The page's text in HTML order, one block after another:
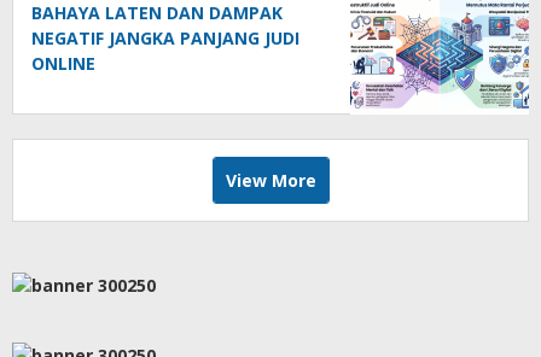
BAHAYA LATEN DAN DAMPAK
NEGATIF JANGKA PANJANG JUDI
ONLINE
View More